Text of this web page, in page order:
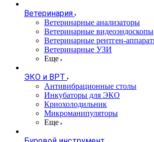
Ветеринария
Ветеринарные анализаторы
Ветеринарные видеоэндоскопы
Ветеринарные рентген-
Ветеринарные УЗИ
Еще
ЭКО и ВРТ
Антивибрационные столы
Инкубаторы для ЭКО
Криохолодильник
Микроманипуляторы
Еще